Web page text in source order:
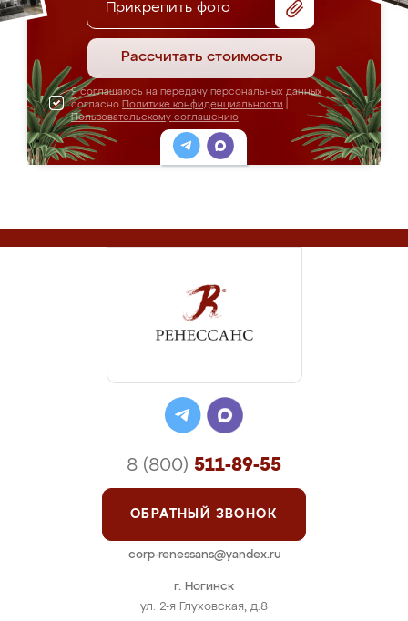
Прикрепить фото
Рассчитать стоимость
Я соглашаюсь на передачу персональных данных
согласно Политике конфиденциальности
Пользовательскому соглашению
г. Ногинск
ул. 2-я Глуховская, д.8
8 (800) 511-89-55
ОБРАТНЫЙ ЗВОНОК
corp-renessans@yandex.ru